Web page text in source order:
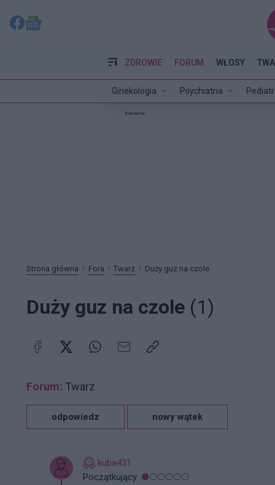
ZDROWIE
Ginekologia Psychiatria
FORUM WŁOSY
Reklama:
Strona główna Fora Twarz Duży guz na czole
Duży guz na czole (1)
Forum: Twarz
odpowiedz nowy wątek
kuba431
Początkujący